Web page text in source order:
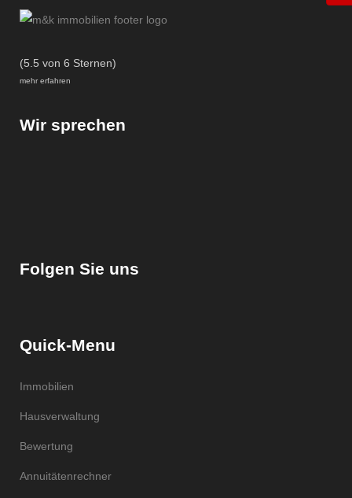
(5.5 von 6 Sternen)
mehr erfahren
Wir sprechen
Folgen Sie uns
Quick-Menu
Immobilien
Hausverwaltung
Bewertung
Annuitätenrechner